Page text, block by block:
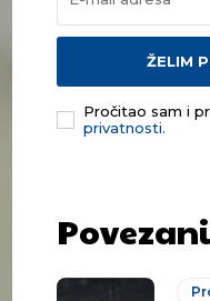
ŽELIM
Pročitao sam i
privatnosti.